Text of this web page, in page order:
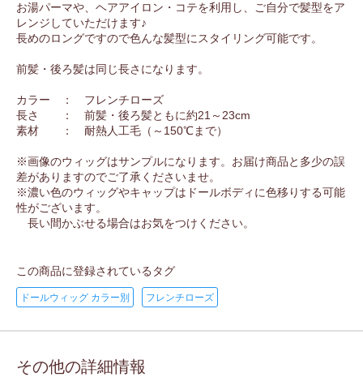
お湯パーマや、ヘアアイロン・コテを利用し、ご自分で髪型をア
レンジしていただけます♪
長めのロングですので色んな髪型にスタイリング可能です。
前髪・後ろ髪は同じ長さになります。
カラー ： フレンチローズ
長さ ： 前髪・後ろ髪ともに約21～23cm
素材 ： 耐熱人工毛（～150℃まで）
※画像のウィッグはサンプルになります。お届け商品と多少の誤
差がありますのでご了承くださいませ。
※濃い色のウィッグやキャップはドールボディに色移りする可能
性がございます。
長い間かぶせる場合はお気をつけください。
この商品に登録されているタグ
ドールウィッグ カラー別 フレンチローズ
その他の詳細情報